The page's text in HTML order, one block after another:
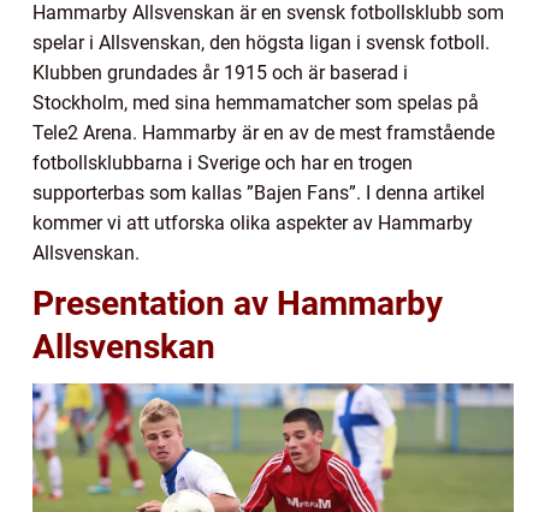
Hammarby Allsvenskan är en svensk fotbollsklubb som
spelar i Allsvenskan, den högsta ligan i svensk fotboll.
Klubben grundades år 1915 och är baserad i
Stockholm, med sina hemmamatcher som spelas på
Tele2 Arena. Hammarby är en av de mest framstående
fotbollsklubbarna i Sverige och har en trogen
supporterbas som kallas ”Bajen Fans”. I denna artikel
kommer vi att utforska olika aspekter av Hammarby
Allsvenskan.
Presentation av Hammarby
Allsvenskan